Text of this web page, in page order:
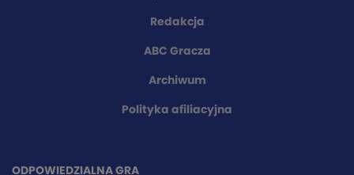
Redakcja
ABC Gracza
Archiwum
Polityka afiliacyjna
ODPOWIEDZIALNA GRA